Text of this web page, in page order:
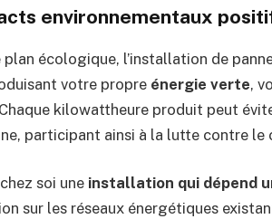
environnementaux
plan écologique, l’installation de
votre propre énergie verte,
kilowattheure produit peut
participant ainsi à la lutte contre le
soi une installation qui dépend
sur les réseaux énergétiques